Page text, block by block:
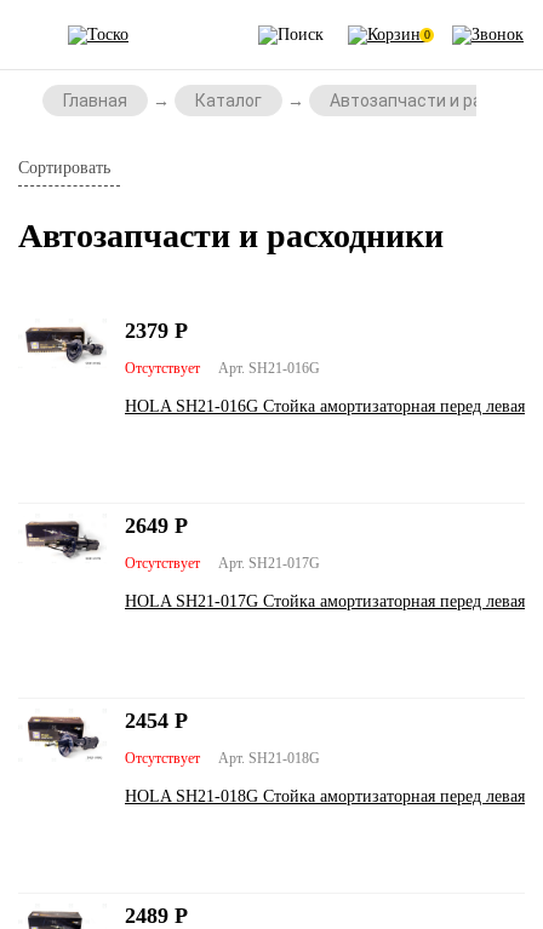
0
Главная Каталог Автозапчасти и
Сортировать
Автозапчасти и расходники
Арт. SH21-016G
Отсутствует
HOLA SH21-016G Стойка амортизаторная перед левая
2379 Р
Арт. SH21-017G
Отсутствует
HOLA SH21-017G Стойка амортизаторная перед левая
2649 Р
Арт. SH21-018G
Отсутствует
HOLA SH21-018G Стойка амортизаторная перед левая
2454 Р
2489 Р